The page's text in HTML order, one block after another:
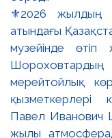
⚜️2026 жылдың
атындағы
музейінде
мерейтойлық
қызметкерлері
Павел Иванович
жылы